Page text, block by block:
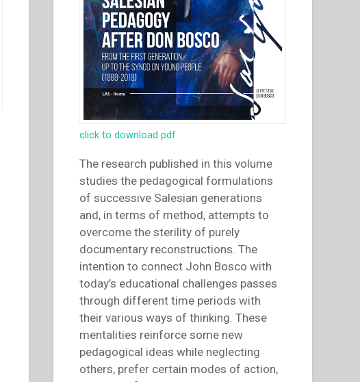
click to download pdf
The research published in this volume
studies the pedagogical formulations
of successive Salesian generations
and, in terms of method, attempts to
overcome the sterility of purely
documentary reconstructions. The
intention to connect John Bosco with
today’s educational challenges passes
through different time periods with
their various ways of thinking. These
mentalities reinforce some new
pedagogical ideas while neglecting
others, prefer certain modes of action,